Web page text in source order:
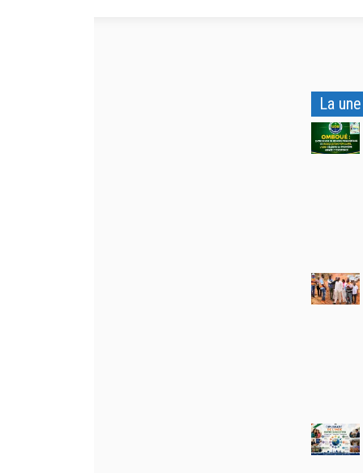
La une